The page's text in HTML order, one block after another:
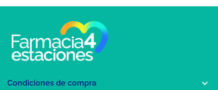
Condiciones de compra 